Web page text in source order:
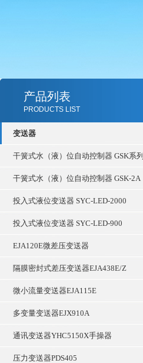
产品列表
PRODUCTS LIST
变送器
干簧式水（液）位自动控制器 GSK系列
干簧式水（液）位自动控制器 GSK-2A
投入式液位变送器 SYC-LED-2000
投入式液位变送器 SYC-LED-900
EJA120E微差压变送器
隔膜密封式差压变送器EJA438E/Z
微小流量变送器EJA115E
多变量变送器EJX910A
通讯变送器YHC5150X手操器
压力变送器PDS405